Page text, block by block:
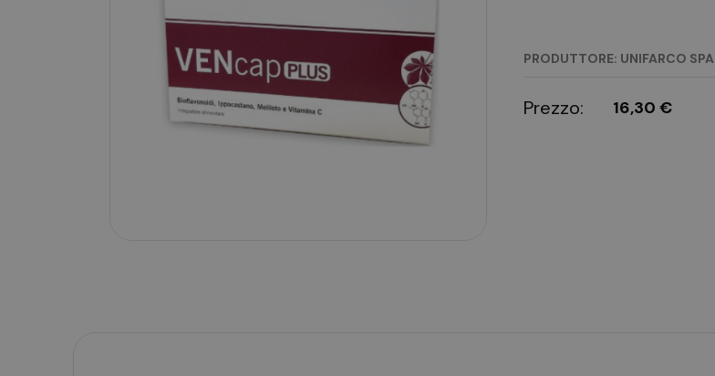
PRODUTTORE: UNIFARCO SPA
Prezzo: 16,30 €